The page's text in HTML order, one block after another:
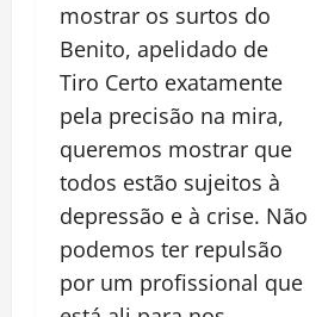
mostrar os surtos do
Benito, apelidado de
Tiro Certo exatamente
pela precisão na mira,
queremos mostrar que
todos estão sujeitos à
depressão e à crise. Não
podemos ter repulsão
por um profissional que